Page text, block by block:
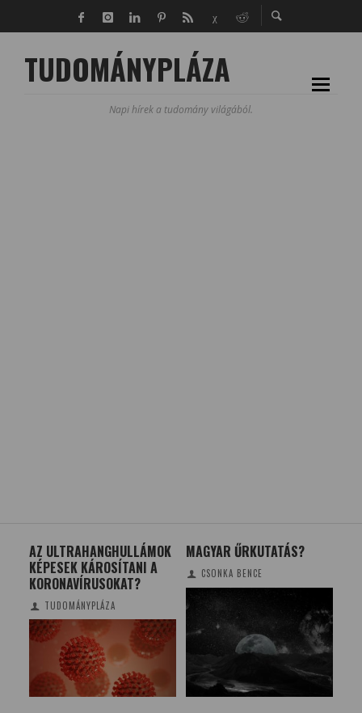
TUDOMÁNYPLÁZA
Napi hírek a tudomány világából.
AZ ULTRAHANGHULLÁMOK
KÉPESEK KÁROSÍTANI A
KORONAVÍRUSOKAT?
TUDOMÁNYPLÁZA
MAGYAR ŰRKUTATÁS?
CSONKA BENCE